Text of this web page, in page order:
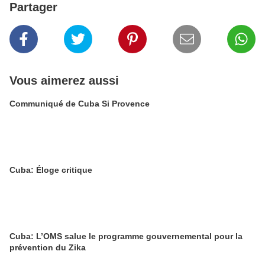
Partager
Vous aimerez aussi
Communiqué de Cuba Si Provence
Cuba: Éloge critique
Cuba: L’OMS salue le programme gouvernemental pour la
prévention du Zika